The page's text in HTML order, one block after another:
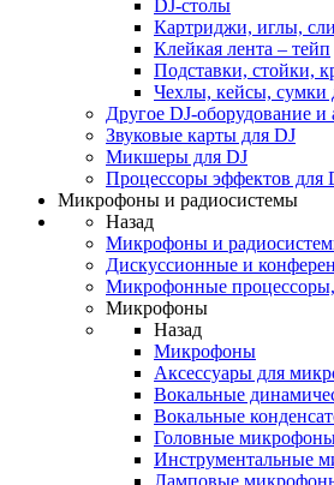
DJ-столы
Картриджи, иглы,
Клейкая лента – тейп
Подставки, стойки,
Чехлы, кейсы, сумки
Другое DJ-оборудование и
Звуковые карты для DJ
Микшеры для DJ
Процессоры эффектов для
Микрофоны и радиосистемы
Назад
Микрофоны и
Дискуссионные и
Микрофонные
Микрофоны
Назад
Микрофоны
Аксессуары для
Вокальные
Вокальные
Головные
Инструментальные
Ламповые